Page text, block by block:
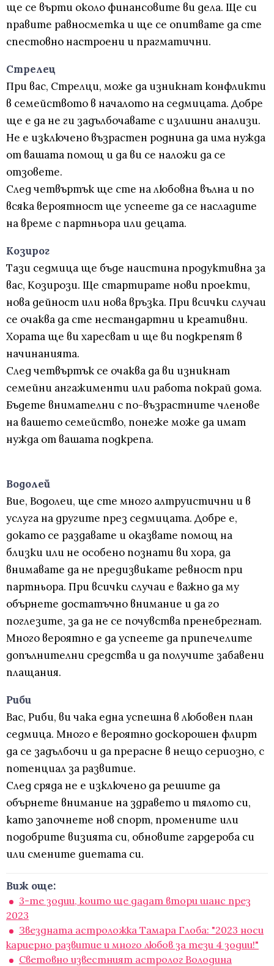
ще се върти около финансовите ви дела. Ще си
правите равносметка и ще се опитвате да сте
спестовно настроени и прагматични.
Стрелец
При вас, Стрелци, може да изникнат конфликти
в семейството в началото на седмицата. Добре
ще е да не ги задълбочавате с излишни анализи.
Не е изключено възрастен роднина да има нужда
от вашата помощ и да ви се наложи да се
отзовете.
След четвъртък ще сте на любовна вълна и по
всяка вероятност ще успеете да се насладите
на време с партньора или децата.
Козирог
Тази седмица ще бъде наистина продуктивна за
вас, Козирози. Ще стартирате нови проекти,
нова дейност или нова връзка. При всички случаи
се очаква да сте нестандартни и креативни.
Хората ще ви харесват и ще ви подкрепят в
начинанията.
След четвъртък се очаква да ви изникнат
семейни ангажименти или работа покрай дома.
Бъдете внимателни с по-възрастните членове
на вашето семейство, понеже може да имат
нужда от вашата подкрепа.
Водолей
Вие, Водолеи, ще сте много алтруистични и в
услуга на другите през седмицата. Добре е,
докато се раздавате и оказвате помощ на
близки или не особено познати ви хора, да
внимавате да не предизвикате ревност при
партньора. При всички случаи е важно да му
обърнете достатъчно внимание и да го
поглезите, за да не се почувства пренебрегнат.
Много вероятно е да успеете да припечелите
допълнителни средства и да получите забавени
плащания.
Риби
Вас, Риби, ви чака една успешна в любовен план
седмица. Много е вероятно доскорошен флирт
да се задълбочи и да прерасне в нещо сериозно, с
потенциал за развитие.
След сряда не е изключено да решите да
обърнете внимание на здравето и тялото си,
като започнете нов спорт, промените или
подобрите визията си, обновите гардероба си
или смените диетата си.
Виж още:
3-те зодии, които ще дадат втори шанс през
2023
Звездната астроложка Тамара Глоба: "2023 носи
кариерно развитие и много любов за тези 4 зодии!"
Световно известният астролог Володина